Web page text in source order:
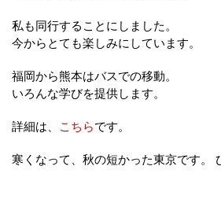
私も同行することにしました。
今からとても楽しみにしています。
福岡から熊本はバスでの移動。
いろんな学びを提供します。
詳細は、 こちらです。
寒くなって、秋の短かった東京です。